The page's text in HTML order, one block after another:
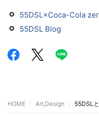
55DSL×Coca-Cola
55DSL Blog
HOME Art,Design 55DSL